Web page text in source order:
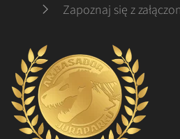
Zapoznaj się z